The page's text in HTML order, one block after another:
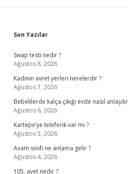
Sidebar
Son Yazılar
Swap testi nedir ?
Ağustos 8, 2026
Kadının avret yerleri nerelerdir ?
Ağustos 7, 2026
Bebeklerde kalça çıkığı evde nasıl
Ağustos 6, 2026
Kartepe’ye teleferik var mı ?
Ağustos 5, 2026
Avam sınıfı ne anlama gelir ?
Ağustos 4, 2026
105. ayet nedir ?